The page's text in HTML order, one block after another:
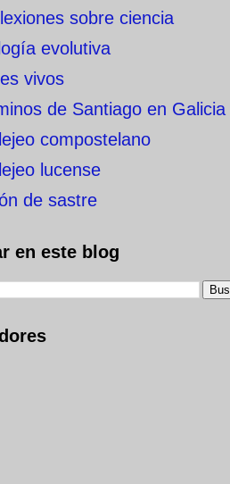
sobre ciencia
evolutiva
vivos
de Santiago en Galicia
compostelano
lucense
de sastre
en este blog